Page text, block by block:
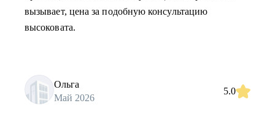
вызывает, цена за подобную консультацию
высоковата.
Ольга
Май 2026
5.0